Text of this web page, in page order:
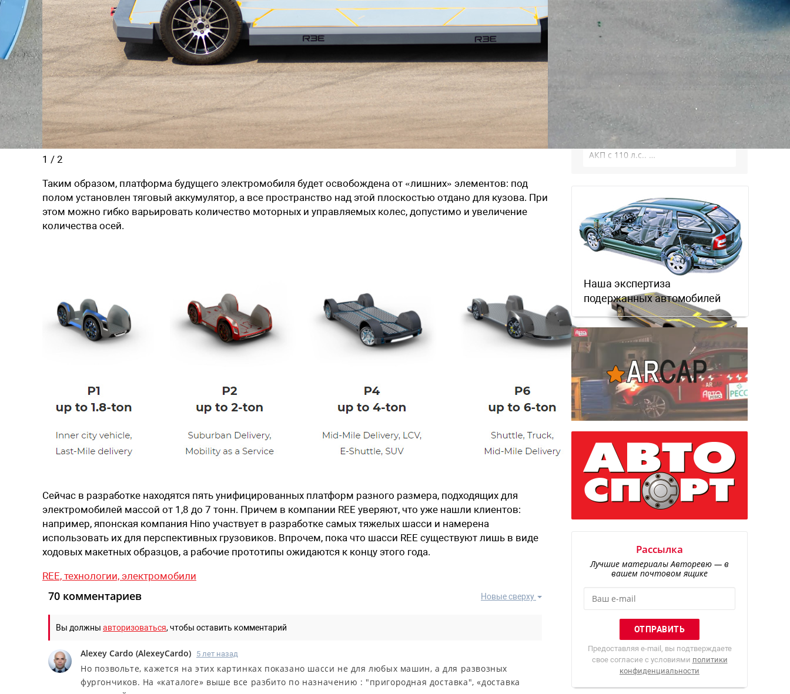
1 / 2
Таким образом, платформа будущего электромобиля будет освобождена от «лишних» элементов: под
полом установлен тяговый аккумулятор, а все пространство над этой плоскостью отдано для кузова. При
этом можно гибко варьировать количество моторных и управляемых колес, допустимо и увеличение
количества осей.
Сейчас в разработке находятся пять унифицированных платформ разного размера, подходящих для
электромобилей массой от 1,8 до 7 тонн. Причем в компании REE уверяют, что уже нашли клиентов:
например, японская компания Hino участвует в разработке самых тяжелых шасси и намерена
использовать их для перспективных грузовиков. Впрочем, пока что шасси REE существуют лишь в виде
ходовых макетных образцов, а рабочие прототипы ожидаются к концу этого года.
REE, технологии, электромобили
Новые сверху
70 комментариев
Вы должны авторизоваться, чтобы оставить комментарий
Alexey Cardo (AlexeyCardo) 5 лет назад
Но позвольте, кажется на этих картинках показано шасси не для любых машин, а для развозных
фургончиков. На «каталоге» выше все разбито по назначению : "пригородная доставка", «доставка
Плюсуй 925т и получишь
реальные цены. В каком месте он
их скинул?
Николай
Да где ж вы такие трассы
находите и как по ним ездите, что
2.0 л тойоты не хватает? У меня
казённая машина Октаха с 1.6 на
АКП с 110 л.с.. …
Наша экспертиза
подержанных автомобилей
Рассылка
Лучшие материалы Авторевю — в
вашем почтовом ящике
Предоставляя e-mail, вы подтверждаете
свое согласие с условиями политики
конфиденциальности